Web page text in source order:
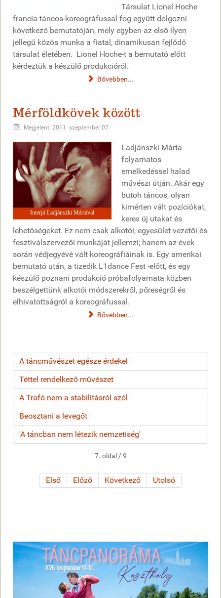
Társulat Lionel Hoche
francia táncos-koreográfussal fog együtt dolgozni
következő bemutatóján, mely egyben az első ilyen
jellegű közös munka a fiatal, dinamikusan fejlődő
társulat életében. Lionel Hoche-t a bemutató előtt
kérdeztük a készülő produkcióról.
Bővebben...
Mérföldkövek között
Megjelent: 2011. szeptember 07.
Interjú Ladjánszki Mártával
Ladjánszki Márta
folyamatos
emelkedéssel halad
művészi útján. Akár egy
butoh táncos, olyan
kimérten vált pozíciókat,
keres új utakat és
lehetőségeket. Ez nem csak alkotói, egyesület vezetői és
fesztiválszervezői munkáját jellemzi; hanem az évek
során védjegyévé vált koreográfiáinak is. Egy amerikai
bemutató után, a tizedik L1dance Fest -előtt, és egy
készülő poznani produkció próbafolyamata közben
beszélgettünk alkotói módszerekről, pőreségről és
elhivatottságról a koreográfussal.
Bővebben...
A táncművészet egésze érdekel
Téttel rendelkező művészet
A Trafó nem a stabilitásról szól
Beosztani a levegőt
'A táncban nem létezik nemzetiség'
7. oldal / 9
Első Előző Következő Utolsó